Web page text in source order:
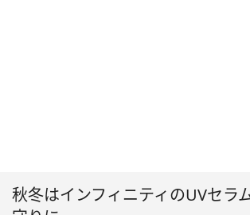
秋冬はインフィニティのUVセラ